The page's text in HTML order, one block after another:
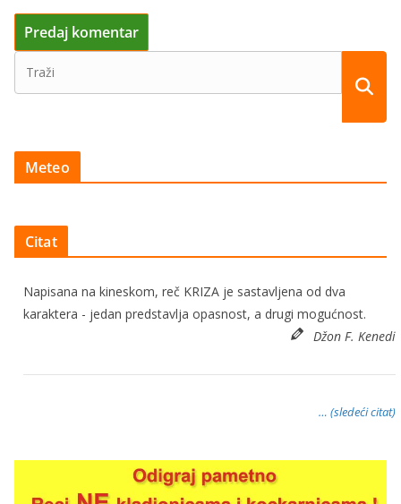
Meteo
Citat
Napisana na kineskom, reč KRIZA je sastavljena od dva
karaktera - jedan predstavlja opasnost, a drugi mogućnost.
Džon F. Kenedi
… (sledeći citat)